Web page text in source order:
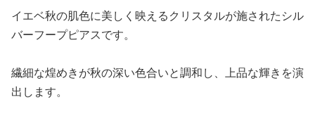
イエベ秋の肌色に美しく映えるクリスタルが施されたシル
バーフープピアスです。
繊細な煌めきが秋の深い色合いと調和し、上品な輝きを演
出します。